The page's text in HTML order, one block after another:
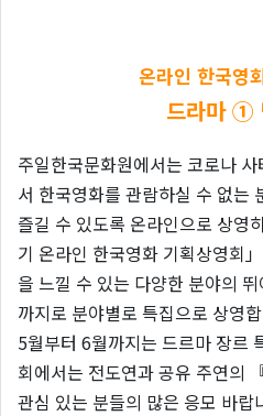
온라인 한국영
드라마 ①
주일한국문화원에서는 코로나
서 한국영화를 관람하실 수 없는
즐길 수 있도록 온라인으로 상영
기 온라인 한국영화 기획상영회
을 느낄 수 있는 다양한 분야의
까지로 분야별로 특집으로 상영
5월부터 6월까지는 드르마 장르
회에서는 전도연과 공유 주연의
관심 있는 분들의 많은 응모 바랍